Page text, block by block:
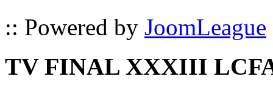
:: Powered by JoomLeague
TV FINAL XXXIII